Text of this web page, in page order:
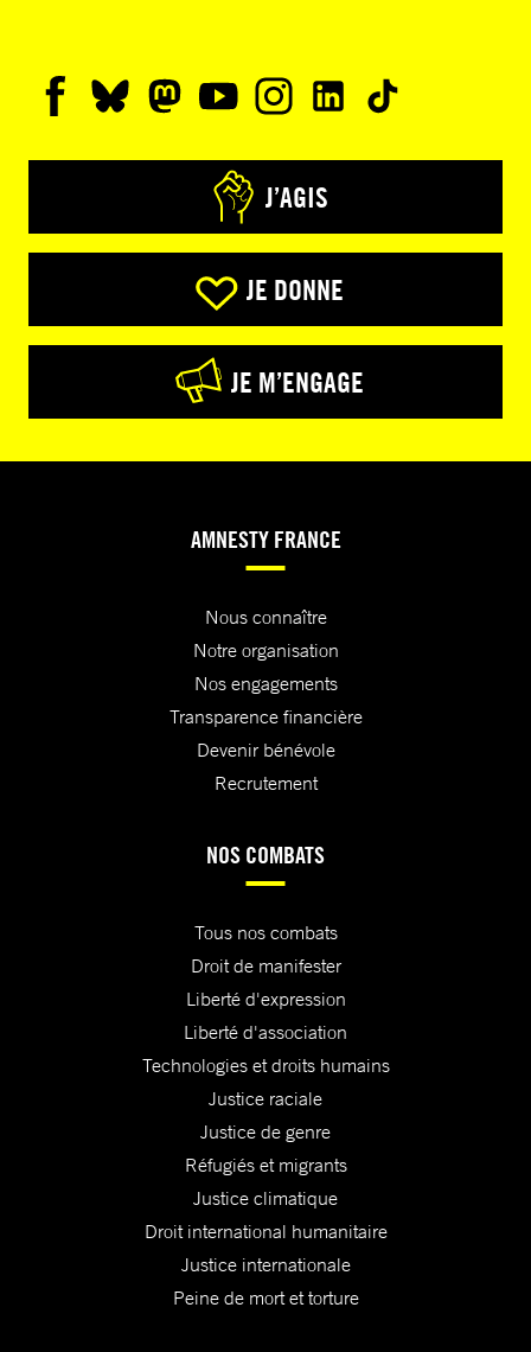
J’AGIS
JE DONNE
JE M’ENGAGE
AMNESTY FRANCE
Nous connaître
Notre organisation
Nos engagements
Transparence financière
Devenir bénévole
Recrutement
NOS COMBATS
Tous nos combats
Droit de manifester
Liberté d'expression
Liberté d'association
Technologies et droits humains
Justice raciale
Justice de genre
Réfugiés et migrants
Justice climatique
Droit international humanitaire
Justice internationale
Peine de mort et torture